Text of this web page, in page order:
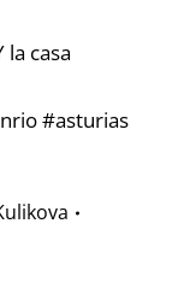
la casa
#asturias